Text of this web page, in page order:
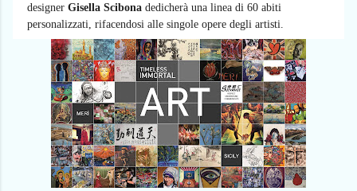
designer Gisella Scibona dedicherà una linea di 60 abiti
personalizzati, rifacendosi alle singole opere degli artisti.